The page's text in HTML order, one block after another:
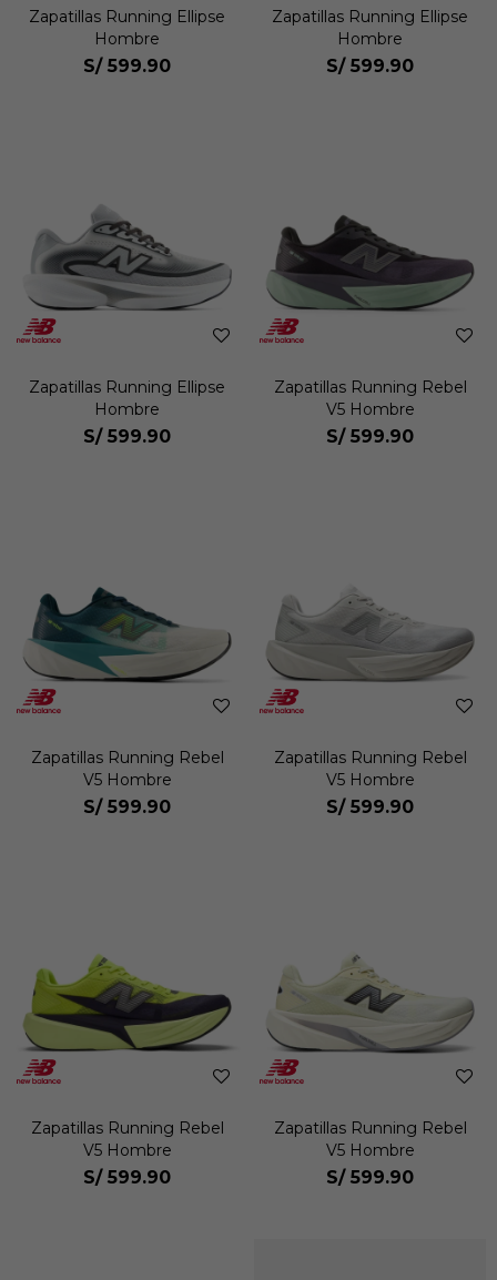
Zapatillas Running Ellipse
Hombre
S/ 599.90
Zapatillas Running Ellipse
Hombre
S/ 599.90
Zapatillas Running Ellipse
Hombre
S/ 599.90
Zapatillas Running Rebel
V5 Hombre
S/ 599.90
Zapatillas Running Rebel
V5 Hombre
S/ 599.90
Zapatillas Running Rebel
V5 Hombre
S/ 599.90
Zapatillas Running Rebel
V5 Hombre
S/ 599.90
Zapatillas Running Rebel
V5 Hombre
S/ 599.90